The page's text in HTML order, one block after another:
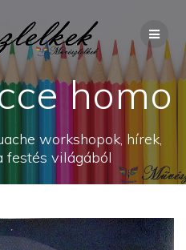
content
homo
workshopok, hírek,
festés világából